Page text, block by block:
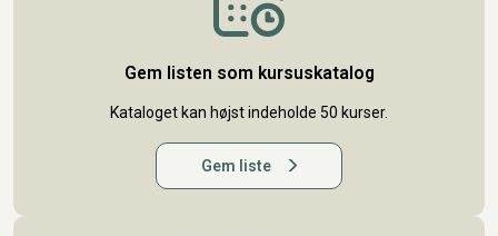
Gem listen som kursuskatalog
Kataloget kan højst indeholde 50 kurser.
Gem liste